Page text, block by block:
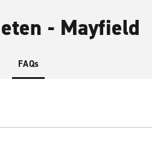
- Mayfield
FAQs